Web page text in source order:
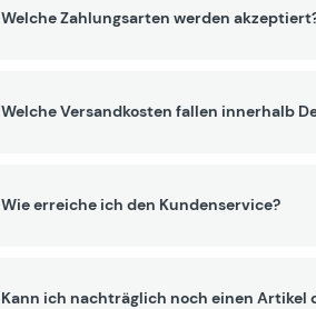
Welche Zahlungsarten werden
Welche Versandkosten fallen innerhalb
Wie erreiche ich den Kundenservice?
Kann ich nachträglich noch einen Artikel